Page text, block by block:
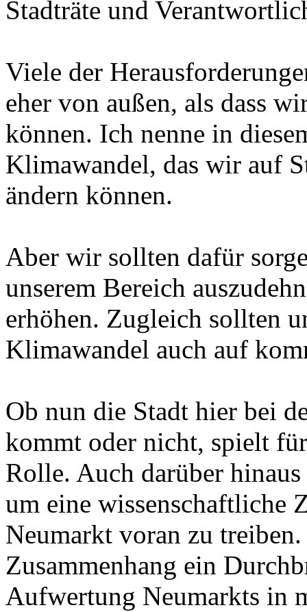
Stadträte und
Viele der
eher von außen, als dass
können. Ich nenne in
Klimawandel, das wir auf
ändern können.
Aber wir sollten dafür
unserem Bereich
erhöhen. Zugleich sollten
Klimawandel auch auf
Ob nun die Stadt hier bei
kommt oder nicht, spielt
Rolle. Auch darüber
um eine wissenschaftliche
Neumarkt voran zu
Zusammenhang ein
Aufwertung Neumarkts in